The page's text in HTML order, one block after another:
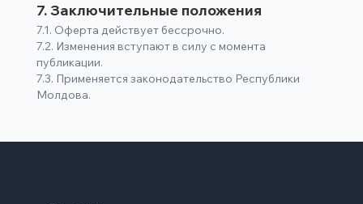
7. Заключительные положения
7.1. Оферта действует бессрочно.
7.2. Изменения вступают в силу с момента
публикации.
7.3. Применяется законодательство Республики
Молдова.